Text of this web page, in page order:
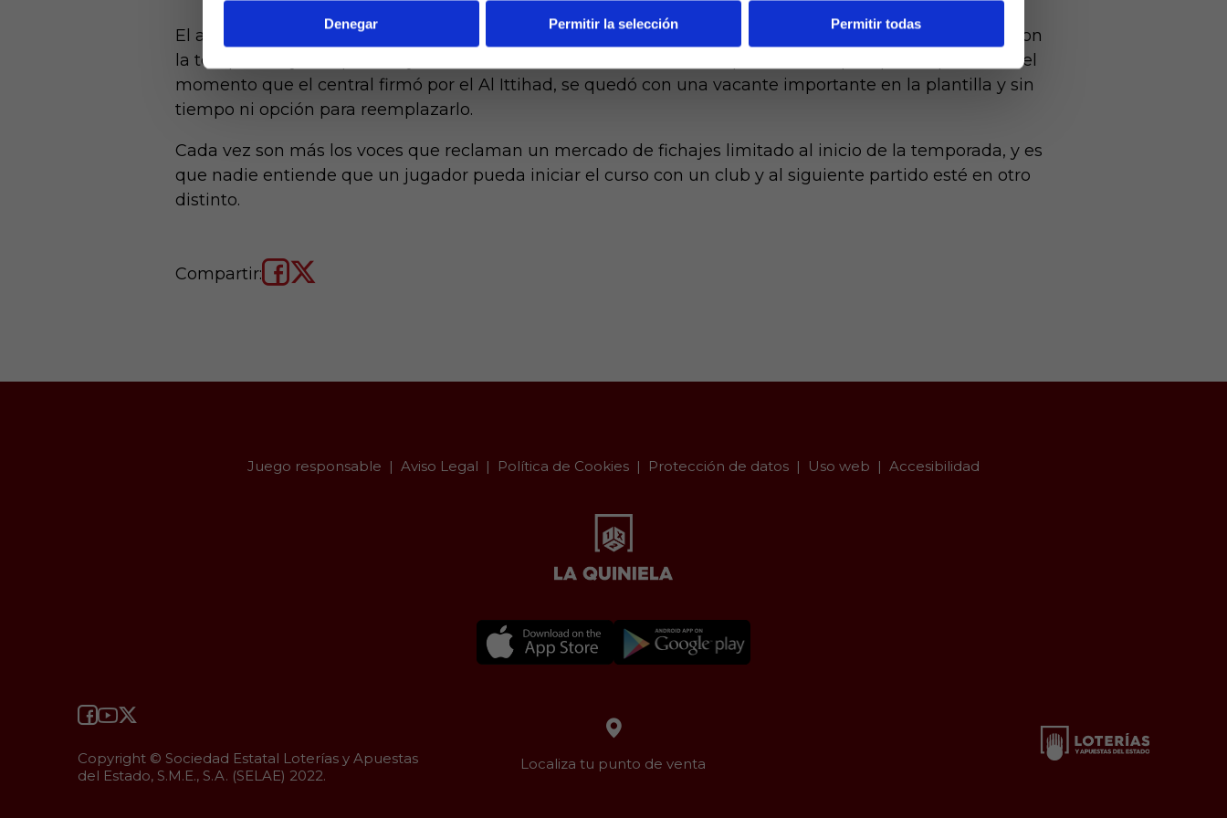
Denegar Permitir la selección Permitir todas
El año pasado, uno de los que padeció esta situación actual fue el Real Betis, que perdió a Luiz Felipe con
la temporada ya empezada y habiendo inscrito al futbolista en competición europea, por lo que desde el
momento que el central firmó por el Al Ittihad, se quedó con una vacante importante en la plantilla y sin
tiempo ni opción para reemplazarlo.
Cada vez son más los voces que reclaman un mercado de fichajes limitado al inicio de la temporada, y es
que nadie entiende que un jugador pueda iniciar el curso con un club y al siguiente partido esté en otro
distinto.
Compartir:
Juego responsable Aviso Legal Política de Cookies Protección de datos Uso web Accesibilidad
Copyright © Sociedad Estatal Loterías y Apuestas
del Estado, S.M.E., S.A. (SELAE) 2022.
Localiza tu punto de venta